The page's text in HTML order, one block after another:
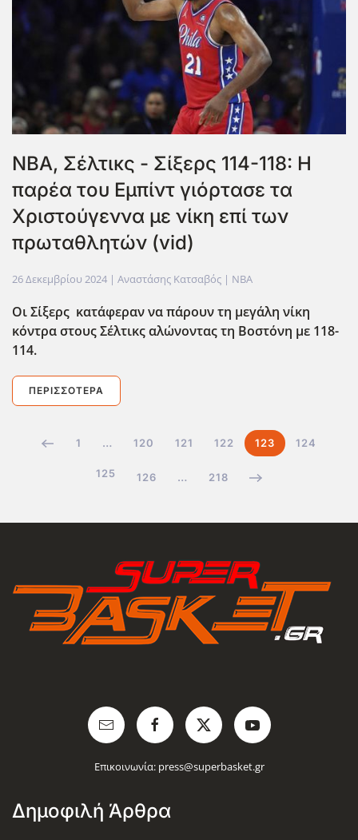
NBA, Σέλτικς - Σίξερς 114-118: Η
παρέα του Εμπίντ γιόρτασε τα
Χριστούγεννα με νίκη επί των
πρωταθλητών (vid)
26 Δεκεμβρίου 2024 | Αναστάσης Κατσαβός | NBA
Οι Σίξερς κατάφεραν να πάρουν τη μεγάλη νίκη
κόντρα στους Σέλτικς αλώνοντας τη Βοστόνη με 118-
114.
ΠΕΡΙΣΣΌΤΕΡΑ
1 … 120 121 122 123 124
125 126 … 218
Επικοινωνία: press@superbasket.gr
Δημοφιλή Άρθρα